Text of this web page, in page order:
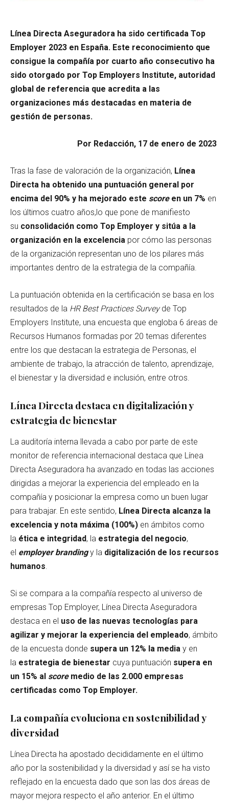
Línea Directa Aseguradora ha sido certificada Top
Employer 2023 en España. Este reconocimiento que
consigue la compañía por cuarto año consecutivo ha
sido otorgado por Top Employers Institute, autoridad
global de referencia que acredita a las
organizaciones más destacadas en materia de
gestión de personas.
Por Redacción, 17 de enero de 2023
Tras la fase de valoración de la organización, Línea
Directa ha obtenido una puntuación general por
encima del 90% y ha mejorado este scoreen un 7% en
los últimos cuatro años,lo que pone de manifiesto
su consolidación como Top Employer y sitúa a la
organización en la excelencia por cómo las personas
de la organización representan uno de los pilares más
importantes dentro de la estrategia de la compañía.
La puntuación obtenida en la certificación se basa en los
resultados de la HR Best Practices Surveyde Top
Employers Institute, una encuesta que engloba 6 áreas de
Recursos Humanos formadas por 20 temas diferentes
entre los que destacan la estrategia de Personas, el
ambiente de trabajo, la atracción de talento, aprendizaje,
el bienestar y la diversidad e inclusión, entre otros.
Línea Directa destaca en digitalización y
estrategia de bienestar
La auditoría interna llevada a cabo por parte de este
monitor de referencia internacional destaca que Línea
Directa Aseguradora ha avanzado en todas las acciones
dirigidas a mejorar la experiencia del empleado en la
compañía y posicionar la empresa como un buen lugar
para trabajar. En este sentido, Línea Directa alcanza la
excelencia y nota máxima (100%) en ámbitos como
la ética e integridad, la estrategia del negocio,
el employer brandingy la digitalización de los recursos
humanos
Si se compara a la compañía respecto al universo de
empresas Top Employer, Línea Directa Aseguradora
destaca en el uso de las nuevas tecnologías para
agilizar y mejorar la experiencia del empleado, ámbito
de la encuesta donde supera un 12% la media y en
la estrategia de bienestar cuya puntuación supera en
un 15% al scoremedio de las 2.000 empresas
certificadas como Top Employer.
La compañía evoluciona en sostenibilidad y
diversidad
Línea Directa ha apostado decididamente en el último
año por la sostenibilidad y la diversidad y así se ha visto
reflejado en la encuesta dado que son las dos áreas de
mayor mejora respecto el año anterior. En el último